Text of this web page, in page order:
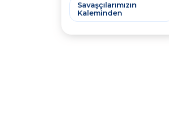
Savaşçılarımızın
Kaleminden